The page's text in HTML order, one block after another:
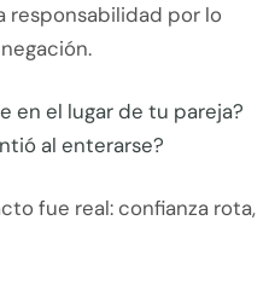
responsabilidad por lo
en el lugar de tu pareja?
al enterarse?
fue real: confianza rota,